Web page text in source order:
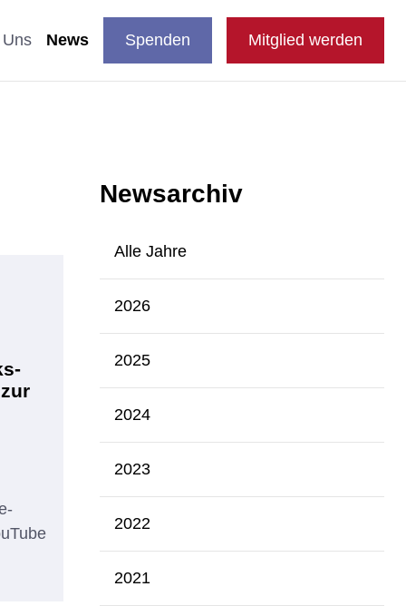
auswählen
DE
Studien
News Spenden Mitglied werden
Newsarchiv
Alle Jahre
2026
2025
2024
2023
2022
2021